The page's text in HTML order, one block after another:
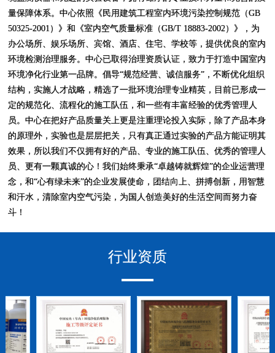
量保障体系。中心依照《民用建筑工程室内环境污染控制规范（GB
50325-2001）》和《室内空气质量标准（GB/T 18883-2002）》，为
办公场所、娱乐场所、宾馆、酒店、住宅、学校等，提供优良的室内
环境检测治理服务。中心已取得治理资质认证，致力于打造中国室内
环境净化行业第一品牌。倡导“规范经营、诚信服务”，不断优化组织
结构，实施人才战略，精选了一批环境治理专业精英，目前已形成一
定的规范化、流程化的施工队伍，和一些有丰富经验的优秀管理人
员。中心在把好产品质量关上更是注重理论投入实际，除了产品本身
的原理外，实验也是层层把关，只有真正通过实验的产品方能证明其
效果，所以我们不仅拥有好的产品、专业的施工队伍、优秀的管理人
员、更有一颗真诚的心！我们始终秉承“卓越铸就辉煌”的企业运营理
念，和“心有绿未来”的企业发展使命，团结向上、拼搏创新，用智慧
和汗水，清除室内空气污染，为国人创造美好的生活空间而努力奋
斗！
行业资质